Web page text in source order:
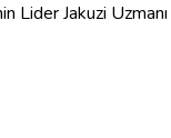
Lider Jakuzi